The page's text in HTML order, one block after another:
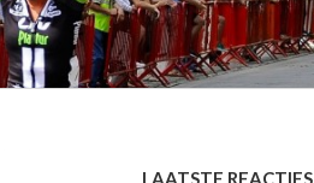
LAATSTE REACTIES